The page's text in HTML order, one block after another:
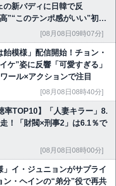
の新バディに日韓で反
”“このテンポ感がいい”初回
[08月08日09時07分]
飴模様」配信開始！チョン・
ケ”姿に反響「可愛すぎる」
ール×アクションで注目
[08月08日08時40分]
率TOP10】「人妻キラー」8.
！「財閥×刑事2」は6.1％で
[08月08日08時00分]
」イ・ジュニョンがサプライ
ン・ヘインの“弟分”役で再共